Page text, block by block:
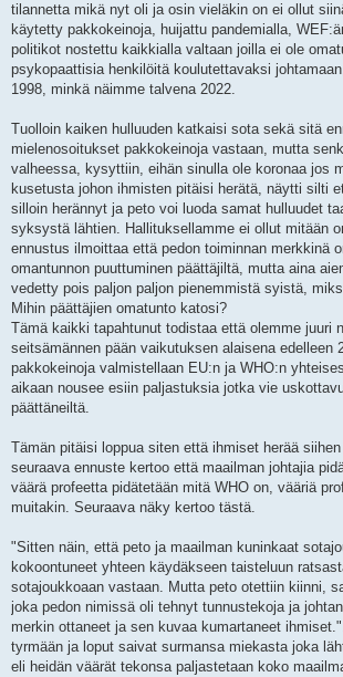
tilannetta mikä nyt oli ja osin vieläkin on ei ollut
käytetty pakkokeinoja, huijattu pandemialla,
politikot nostettu kaikkialla valtaan joilla ei ole
psykopaattisia henkilöitä koulutettavaksi
1998, minkä näimme talvena 2022.
Tuolloin kaiken hulluuden katkaisi sota sekä sitä
mielenosoitukset pakkokeinoja vastaan, mutta
valheessa, kysyttiin, eihän sinulla ole koronaa jos
kusetusta johon ihmisten pitäisi herätä, näytti silti
silloin herännyt ja peto voi luoda samat hulluudet
syksystä lähtien. Hallituksellamme ei ollut mitään
ennustus ilmoittaa että pedon toiminnan merkkinä
omantunnon puuttuminen päättäjiltä, mutta aina
vedetty pois paljon paljon pienemmistä syistä,
Mihin päättäjien omatunto katosi?
Tämä kaikki tapahtunut todistaa että olemme juuri
seitsämännen pään vaikutuksen alaisena edelleen
pakkokeinoja valmistellaan EU:n ja WHO:n
aikaan nousee esiin paljastuksia jotka vie
päättäneiltä.
Tämän pitäisi loppua siten että ihmiset herää
seuraava ennuste kertoo että maailman johtajia
väärä profeetta pidätetään mitä WHO on, vääriä
muitakin. Seuraava näky kertoo tästä.
"Sitten näin, että peto ja maailman kuninkaat
kokoontuneet yhteen käydäkseen taisteluun
sotajoukkoaan vastaan. Mutta peto otettiin kiinni,
joka pedon nimissä oli tehnyt tunnustekoja ja
merkin ottaneet ja sen kuvaa kumartaneet
tyrmään ja loput saivat surmansa miekasta joka
eli heidän väärät tekonsa paljastetaan koko